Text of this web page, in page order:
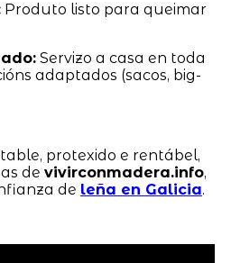
Produto listo para queimar
Servizo a casa en toda
adaptados (sacos, big-
protexido e rentábel,
de vivirconmadera.info,
de leña en Galicia.